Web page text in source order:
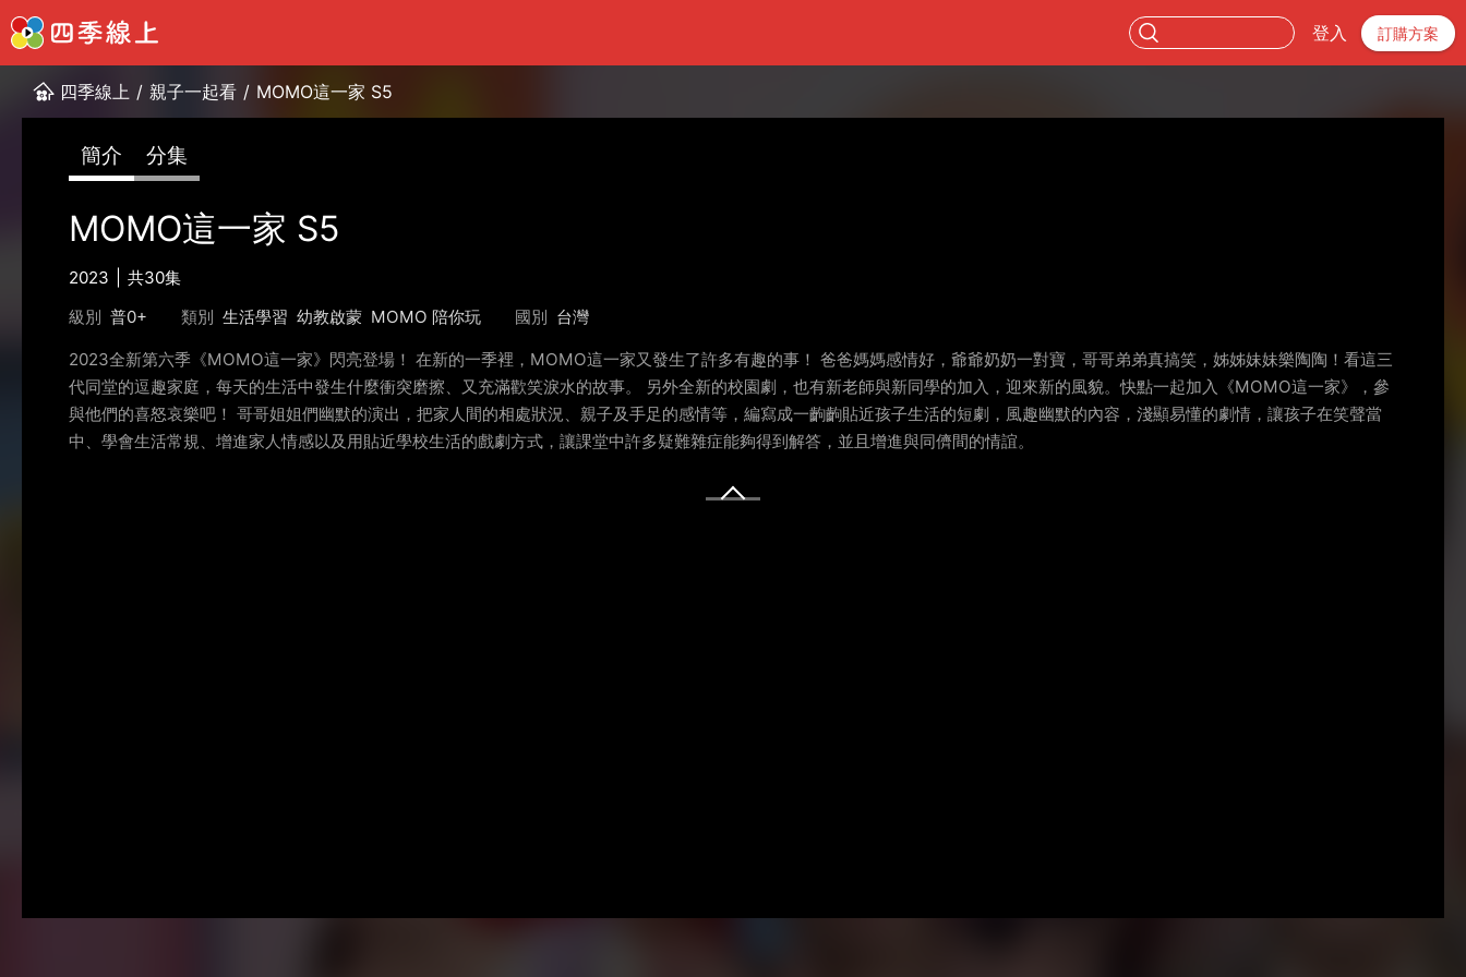
登入 訂購方案
四季線上 / 親子一起看 / MOMO這一家 S5
簡介 分集
MOMO這一家 S5
2023
共30集
級別 普0+ 類別 生活學習 幼教啟蒙 MOMO 陪你玩 國別 台灣
2023全新第六季《MOMO這一家》閃亮登場！ 在新的一季裡，MOMO這一家又發生了許多有趣的事！ 爸爸媽媽感情好，爺爺奶奶一對寶，哥哥弟弟真搞笑，姊姊妹妹樂陶陶！看這三
代同堂的逗趣家庭，每天的生活中發生什麼衝突磨擦、又充滿歡笑淚水的故事。 另外全新的校園劇，也有新老師與新同學的加入，迎來新的風貌。快點一起加入《MOMO這一家》，參
與他們的喜怒哀樂吧！ 哥哥姐姐們幽默的演出，把家人間的相處狀況、親子及手足的感情等，編寫成一齣齣貼近孩子生活的短劇，風趣幽默的內容，淺顯易懂的劇情，讓孩子在笑聲當
中、學會生活常規、增進家人情感以及用貼近學校生活的戲劇方式，讓課堂中許多疑難雜症能夠得到解答，並且增進與同儕間的情誼。